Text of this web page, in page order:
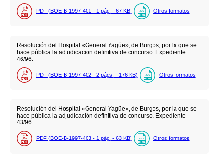
PDF (BOE-B-1997-401 - 1 pág. - 67 KB) Otros formatos
Resolución del Hospital «General Yagüe», de Burgos, por la que se
hace pública la adjudicación definitiva de concurso. Expediente
46/96.
PDF (BOE-B-1997-402 - 2 págs. - 176 KB) Otros formatos
Resolución del Hospital «General Yagüe», de Burgos, por la que se
hace pública la adjudicación definitiva de concurso. Expediente
43/96.
PDF (BOE-B-1997-403 - 1 pág. - 63 KB) Otros formatos